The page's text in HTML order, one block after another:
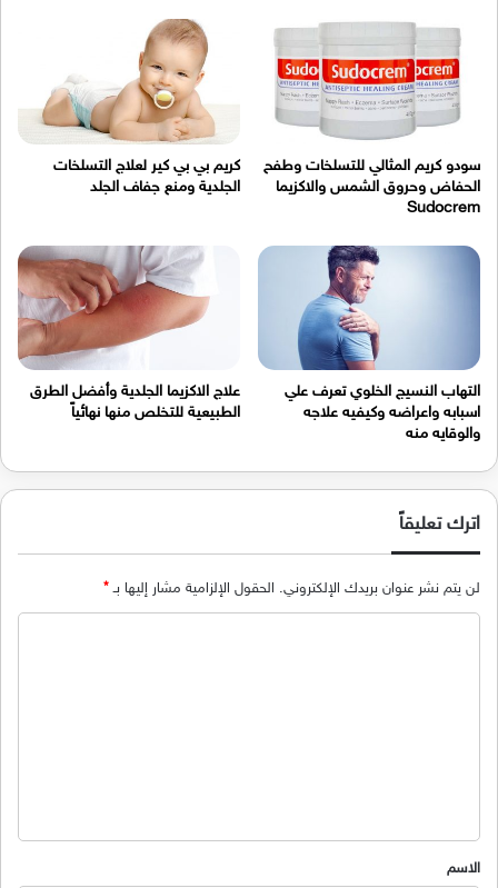
سودو كريم المثالي للتسلخات وطفح
الحفاض وحروق الشمس والاكزيما
Sudocrem
كريم بي بي كير لعلاج التسلخات
الجلدية ومنع جفاف الجلد
التهاب النسيج الخلوي تعرف علي
اسبابه واعراضه وكيفيه علاجه
والوقايه منه
علاج الاكزيما الجلدية وأفضل الطرق
الطبيعية للتخلص منها نهائياً
اترك تعليقاً
لن يتم نشر عنوان بريدك الإلكتروني. الحقول الإلزامية مشار إليها بـ*
*
الاسم